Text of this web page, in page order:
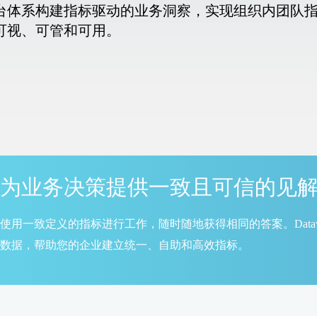
体系构建指标驱动的业务洞察，实现组织内团队
、可管和可用。
为业务决策提供一致且可信的见
使用一致定义的指标进行工作，随时随地获得相同的答案。
数据，帮助您的企业建立统一、自助和高效指标。